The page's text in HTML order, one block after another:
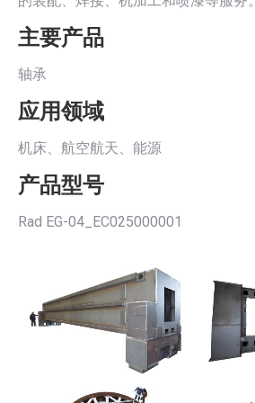
主要产品
轴承
应用领域
机床、航空航天、能源
产品型号
Rad EG-04_EC025000001